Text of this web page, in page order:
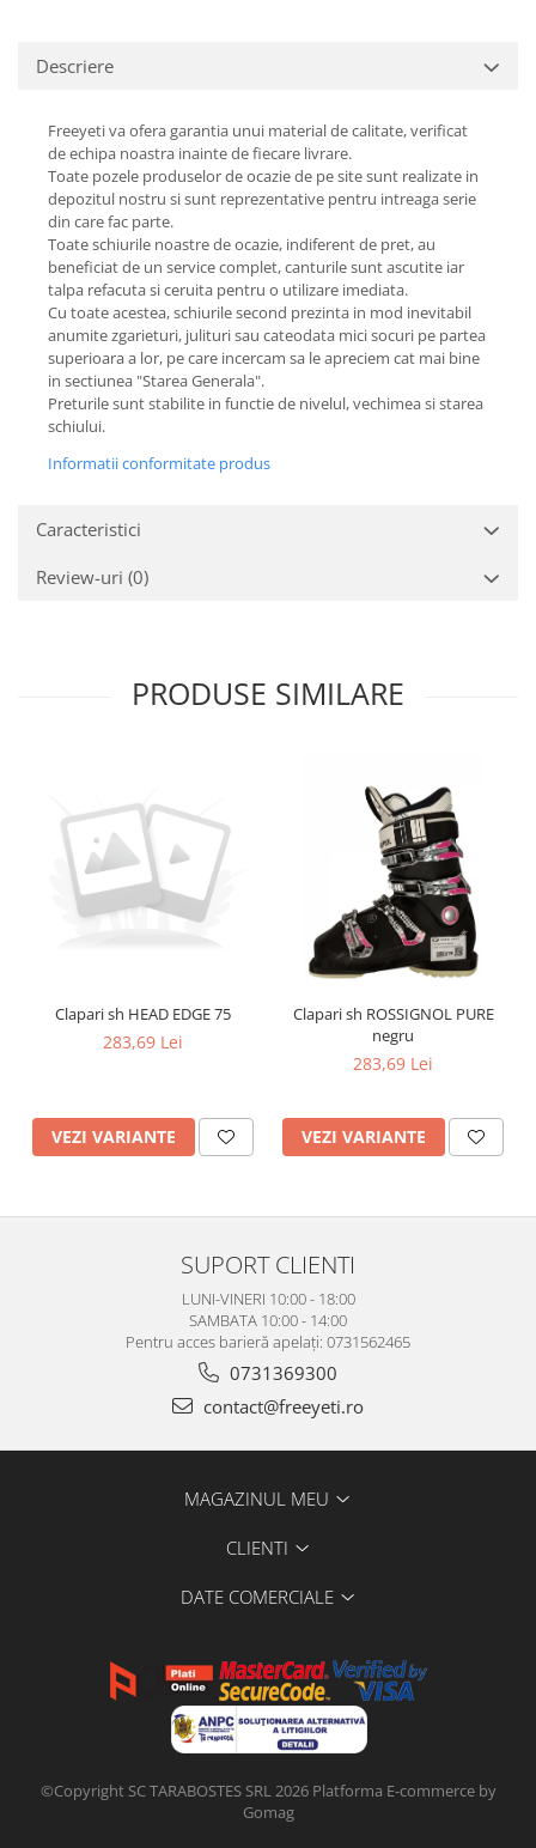
Descriere
Freeyeti va ofera garantia unui material de calitate, verificat
de echipa noastra inainte de fiecare livrare.
Toate pozele produselor de ocazie de pe site sunt realizate in
depozitul nostru si sunt reprezentative pentru intreaga serie
din care fac parte.
Toate schiurile noastre de ocazie, indiferent de pret, au
beneficiat de un service complet, canturile sunt ascutite iar
talpa refacuta si ceruita pentru o utilizare imediata.
Cu toate acestea, schiurile second prezinta in mod inevitabil
anumite zgarieturi, julituri sau cateodata mici socuri pe partea
superioara a lor, pe care incercam sa le apreciem cat mai bine
in sectiunea "Starea Generala".
Preturile sunt stabilite in functie de nivelul, vechimea si starea
schiului.
Informatii conformitate produs
Caracteristici
Review-uri (0)
PRODUSE SIMILARE
Clapari sh HEAD EDGE 75
283,69 Lei
VEZI VARIANTE
Clapari sh ROSSIGNOL PURE
negru
283,69 Lei
VEZI VARIANTE
SUPORT CLIENTI
LUNI-VINERI 10:00 - 18:00
SAMBATA 10:00 - 14:00
Pentru acces barieră apelați: 0731562465
0731369300
contact@freeyeti.ro
MAGAZINUL MEU
CLIENTI
DATE COMERCIALE
©Copyright SC TARABOSTES SRL 2026 Platforma E-commerce by
Gomag